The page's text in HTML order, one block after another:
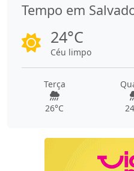
Tempo em
24°C
Céu limpo
Terça
26°C